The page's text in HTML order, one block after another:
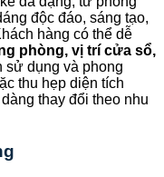
độc đáo, sáng tạo,
hàng có thể dễ
phòng, vị trí cửa sổ,
sử dụng và phong
thu hẹp diện tích
thay đổi theo nhu